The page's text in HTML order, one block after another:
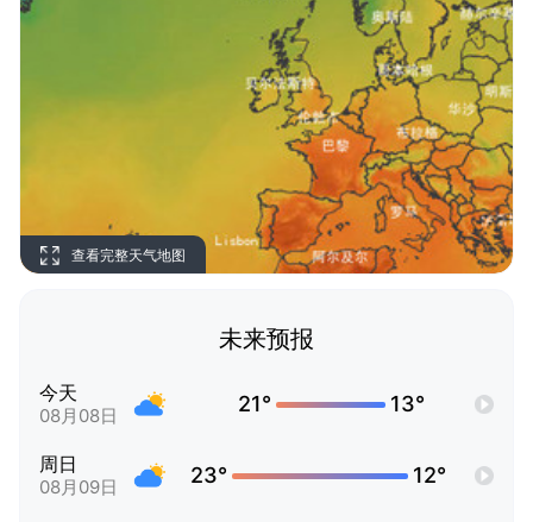
查看完整天气地图
未来预报
今天
08月08日 21° 13°
周日
08月09日 23° 12°